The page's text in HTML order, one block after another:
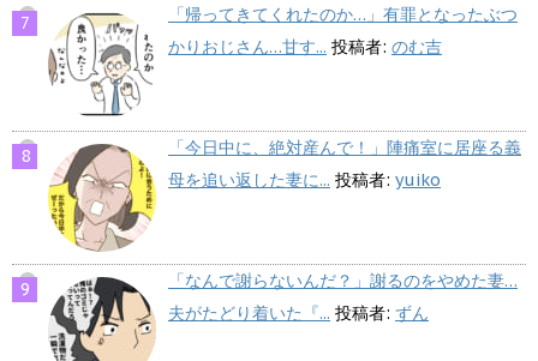
「帰ってきてくれたのか…」有罪となったぶつ
かりおじさん…甘す... 投稿者: のむ吉
「今日中に、絶対産んで！」陣痛室に居座る義
母を追い返した妻に... 投稿者: yuiko
「なんで謝らないんだ？」謝るのをやめた妻…
夫がたどり着いた『... 投稿者: ずん